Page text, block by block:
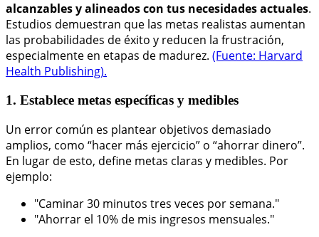
alcanzables y alineados con tus necesidades actuales.
Estudios demuestran que las metas realistas aumentan
las probabilidades de éxito y reducen la frustración,
especialmente en etapas de madurez. (Fuente: Harvard
Health Publishing).
1. Establece metas específicas y medibles
Un error común es plantear objetivos demasiado
amplios, como “hacer más ejercicio” o “ahorrar dinero”.
En lugar de esto, define metas claras y medibles. Por
ejemplo:
"Caminar 30 minutos tres veces por semana."
"Ahorrar el 10% de mis ingresos mensuales."